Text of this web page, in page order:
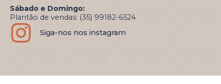
Sábado e Domingo:
Plantão de vendas: (35) 99182-6524
Siga-nos nos instagram